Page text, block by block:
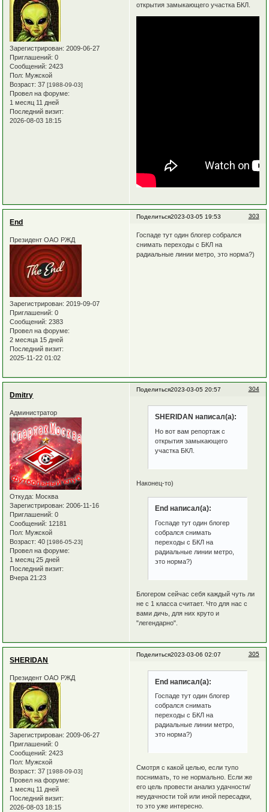
Зарегистрирован: 2009-06-27
Приглашений: 0
Сообщений: 2423
Пол: Мужской
Возраст: 37[1988-09-03]
Провел на форуме:
1 месяц 11 дней
Последний визит:
2026-08-03 18:15
открытия замыкающего участка БКЛ.
Поделиться 303
2023-03-05 19:53
End
Президент ОАО РЖД
Зарегистрирован: 2019-09-07
Приглашений: 0
Сообщений: 2383
Провел на форуме:
2 месяца 15 дней
Последний визит:
2025-11-22 01:02
Госпаде тут один блогер собрался
снимать переходы с БКЛ на
радиальные линии метро, это норма?)
Поделиться 304
2023-03-05 20:57
Dmitry
Администратор
Откуда: Москва
Зарегистрирован: 2006-11-16
Приглашений: 0
Сообщений: 12181
Пол: Мужской
Возраст: 40[1986-05-23]
Провел на форуме:
1 месяц 25 дней
Последний визит:
Вчера 21:23
SHERIDAN написал(а):
Но вот вам репортаж с
открытия замыкающего
участка БКЛ.
Наконец-то)
End написал(а):
Госпаде тут один блогер
собрался снимать
переходы с БКЛ на
радиальные линии метро,
это норма?)
Блогером сейчас себя каждый чуть ли
не с 1 класса считает. Что для нас с
вами дичь, для них круто и
"легендарно".
Поделиться 305
2023-03-06 02:07
SHERIDAN
Президент ОАО РЖД
Зарегистрирован: 2009-06-27
Приглашений: 0
Сообщений: 2423
Пол: Мужской
Возраст: 37[1988-09-03]
Провел на форуме:
1 месяц 11 дней
Последний визит:
2026-08-03 18:15
End написал(а):
Госпаде тут один блогер
собрался снимать
переходы с БКЛ на
радиальные линии метро,
это норма?)
Смотря с какой целью, если тупо
поснимать, то не нормально. Если же
его цель провести анализ удачности/
неудачности той или иной пересадки,
то это уже интересно.